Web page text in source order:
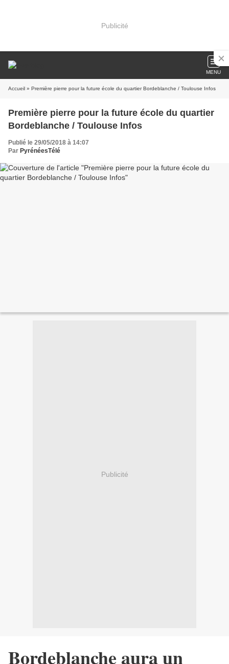
Publicité
MENU
Accueil » Première pierre pour la future école du quartier Bordeblanche / Toulouse Infos
Première pierre pour la future école du quartier
Bordeblanche / Toulouse Infos
Publié le 29/05/2018 à 14:07
Par PyrénéesTélé
Publicité
Bordeblanche aura un